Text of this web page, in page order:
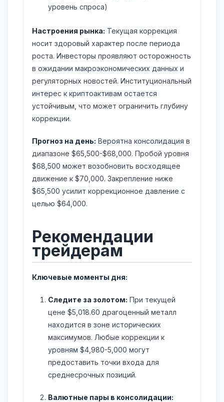
уровень спроса)
Настроения рынка: Текущая коррекция
носит здоровый характер после периода
роста. Инвесторы проявляют осторожность
в ожидании макроэкономических данных и
регуляторных новостей. Институциональный
интерес к криптоактивам остается
устойчивым, что может ограничить глубину
коррекции.
Прогноз на день: Вероятна консолидация в
диапазоне $65,500-$68,000. Пробой уровня
$68,500 может возобновить восходящее
движение к $70,000. Закрепление ниже
$65,500 усилит коррекционное давление с
целью $64,000.
Рекомендации
трейдерам
Ключевые моменты дня:
Следите за золотом: При текущей
цене $5,018.60 драгоценный металл
находится в зоне исторических
максимумов. Любые коррекции к
уровням $4,980-5,000 могут
предоставить точки входа для
среднесрочных позиций.
Валютные пары в консолидации: